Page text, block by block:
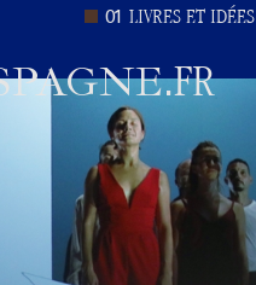
01 LIVRES ET IDÉES
.FR